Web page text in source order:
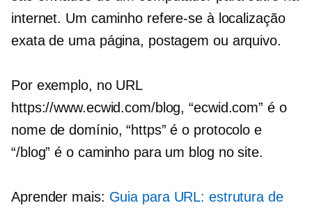
internet. Um caminho refere-se à localização
exata de uma página, postagem ou arquivo.
Por exemplo, no URL
https://www.ecwid.com/blog, “ecwid.com” é o
nome de domínio, “https” é o protocolo e
“/blog” é o caminho para um blog no site.
Aprender mais: Guia para URL: estrutura de